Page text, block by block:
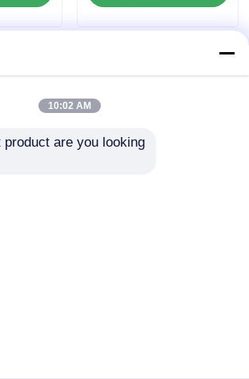
10:02 AM
product are you looking